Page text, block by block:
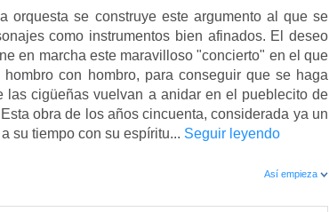
orquesta se construye este argumento al que se
como instrumentos bien afinados. El deseo
en marcha este maravilloso "concierto" en el que
con hombro, para conseguir que se haga
las cigüeñas vuelvan a anidar en el pueblecito de
obra de los años cincuenta, considerada ya un
su tiempo con su espíritu... Seguir leyendo
Así empieza